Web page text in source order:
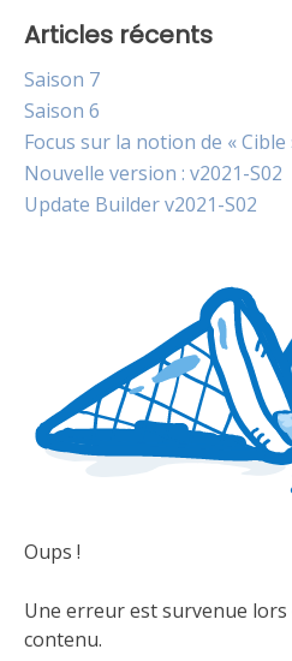
Articles récents
Saison 7
Saison 6
Focus sur la notion de « Cible
Nouvelle version : v2021-S02
Update Builder v2021-S02
Oups !
Une erreur est survenue
contenu.